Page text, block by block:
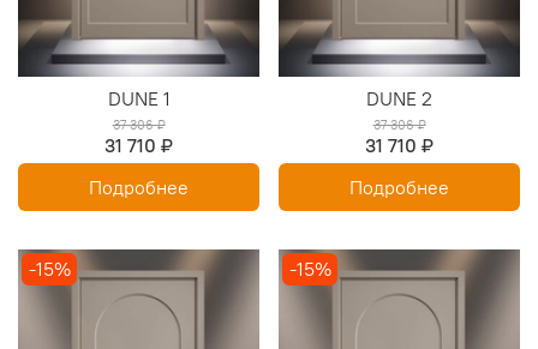
DUNE 1
37 306 ₽
31 710 ₽
Подробнее
DUNE 2
37 306 ₽
31 710 ₽
Подробнее
-15% -15%